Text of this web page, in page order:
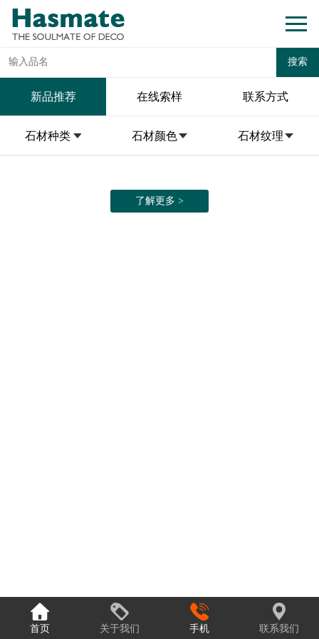
新品推荐 在线索样 联系方式
石材种类 石材颜色 石材纹理
了解更多 >
首页 关于我们 手机 联系我们